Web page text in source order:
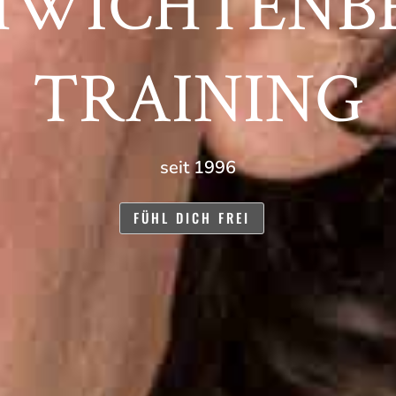
TRAINING
seit 1996
FÜHL DICH FREI